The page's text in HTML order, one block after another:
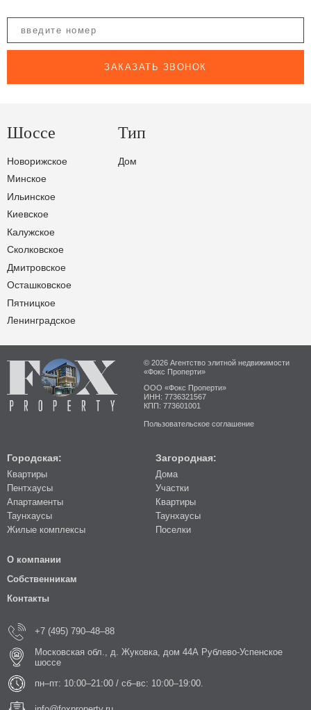
ЗАКАЗАТЬ ЗВОНОК
Шоссе
Новорижское
Минское
Ильинское
Киевское
Калужское
Сколковское
Дмитровское
Осташковское
Пятницкое
Ленинградское
Тип
Дом
© 2026 Агентство элитной недвижимости
«Фокс Проперти»
ООО «Фокс Проперти»
ИНН: 7736321567
КПП: 773601001
Пользовательское соглашение
Городская:
Квартиры
Пентхаусы
Апартаменты
Таунхаусы
Жилые комплексы
Загородная:
Дома
Участки
Квартиры
Таунхаусы
Поселки
О компании
Собственникам
Контакты
+7 (495) 790–48–88
Московская обл., д. Жуковка, дом 44А Рублево-Успенское
шоссе
пн–пт: 10:00–21:00 / сб–вс: 10:00–19:00.